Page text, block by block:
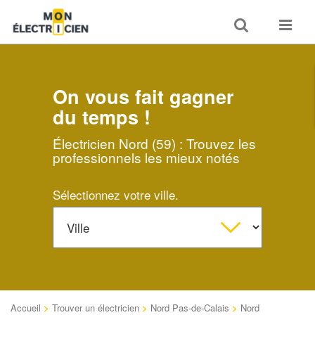
Toggle
search
Toggle
On vous fait gagner
du temps !
Électricien Nord (59) : Trouvez les
professionnels les mieux notés
Sélectionnez votre ville.
Accueil > Trouver un électricien > Nord Pas-de-Calais > Nord